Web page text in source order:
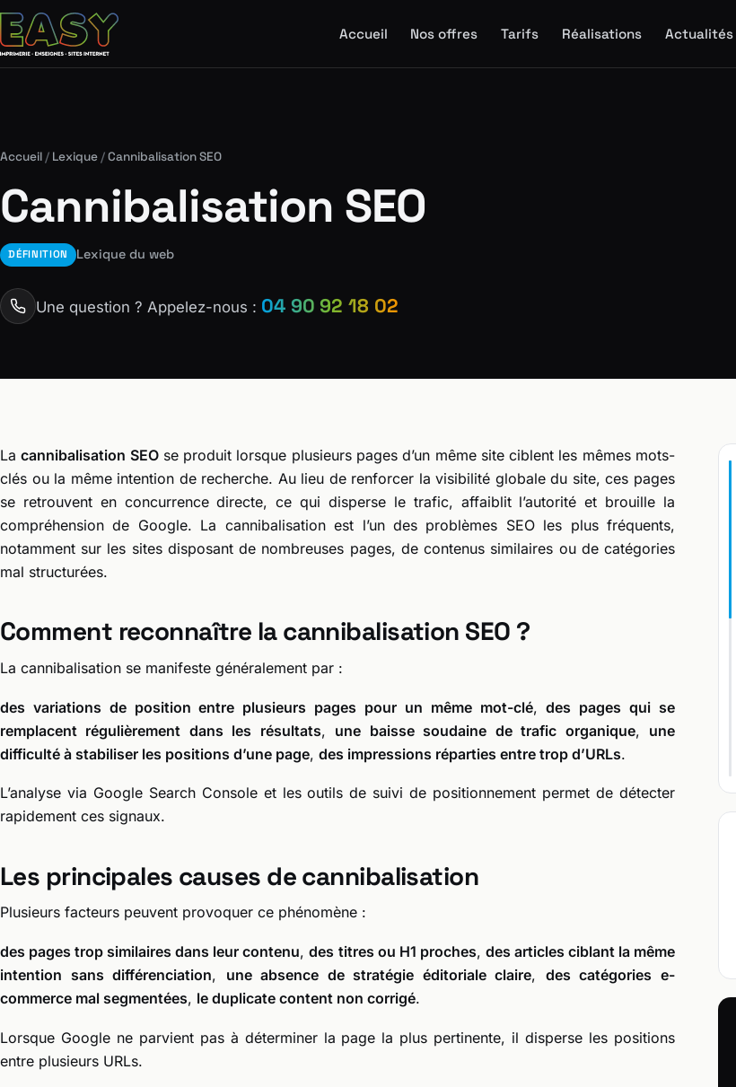
Accueil Nos offres Tarifs Réalisations Actualités
Accueil / Lexique /Cannibalisation SEO
Cannibalisation SEO
DÉFINITION Lexique du web
Une question ? Appelez-nous : 04 90 92 18 02
Lacannibalisation SEOse produit lorsque plusieurs pages d’un même site ciblent les mêmes mots-
clés ou la même intention de recherche. Au lieu de renforcer la visibilité globale du site, ces pages
se retrouvent en concurrence directe, ce qui disperse le trafic, affaiblit l’autorité et brouille la
compréhension de Google. La cannibalisation est l’un des problèmes SEO les plus fréquents,
notamment sur les sites disposant de nombreuses pages, de contenus similaires ou de catégories
mal structurées.
Comment reconnaître la cannibalisation SEO ?
La cannibalisation se manifeste généralement par :
des variations de position entre plusieurs pages pour un même mot-clé,des pages qui se
remplacent régulièrement dans les résultats, une baisse soudaine de trafic organique, une
difficulté à stabiliser les positions d’une page, des impressions réparties entre trop d’URLs.
L’analyse via Google Search Console et les outils de suivi de positionnement permet de détecter
rapidement ces signaux.
Les principales causes de cannibalisation
Plusieurs facteurs peuvent provoquer ce phénomène :
des pages trop similaires dans leur contenu,des titres ou H1 proches, des articles ciblant la même
intention sans différenciation, une absence de stratégie éditoriale claire, des catégories e-
commerce mal segmentées, le duplicate content non corrigé.
Lorsque Google ne parvient pas à déterminer la page la plus pertinente, il disperse les positions
entre plusieurs URLs.